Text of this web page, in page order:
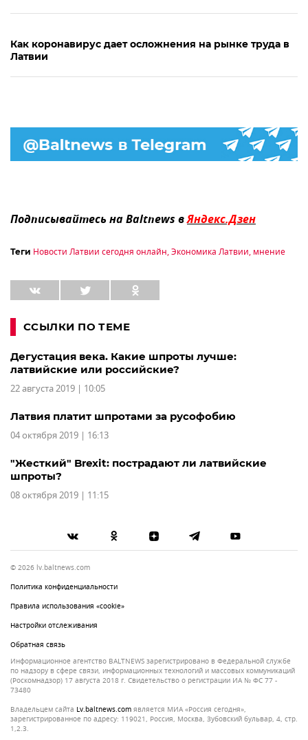
Как коронавирус дает осложнения на рынке труда в
Латвии
Подписывайтесь на Baltnews вЯндекс.Дзен
Теги Новости Латвии сегодня онлайн,Экономика Латвии, мнение
ССЫЛКИ ПО ТЕМЕ
Дегустация века. Какие шпроты лучше:
латвийские или российские?
22 августа 2019 | 10:05
Латвия платит шпротами за русофобию
04 октября 2019 | 16:13
"Жесткий" Brexit: пострадают ли латвийские
шпроты?
08 октября 2019 | 11:15
© 2026 lv.baltnews.com
Политика конфиденциальности
Правила использования «cookie»
Настройки отслеживания
Обратная связь
Информационное агентство BALTNEWS зарегистрировано в Федеральной службе
по надзору в сфере связи, информационных технологий и массовых коммуникаций
(Роскомнадзор) 17 августа 2018 г. Свидетельство о регистрации ИА № ФС 77 -
73480
Владельцем сайта lv.baltnews.com является МИА «Россия сегодня»,
зарегистрированное по адресу: 119021, Россия, Москва, Зубовский бульвар, 4, стр.
1,2.3.